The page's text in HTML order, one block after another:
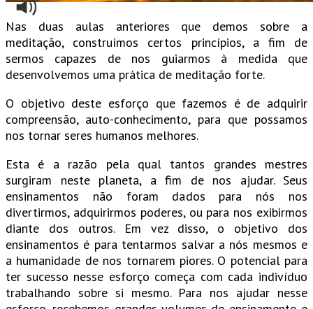
Nas duas aulas anteriores que demos sobre a
meditação, construímos certos princípios, a fim de
sermos capazes de nos guiarmos à medida que
desenvolvemos uma prática de meditação forte.
O objetivo deste esforço que fazemos é de adquirir
compreensão, auto-conhecimento, para que possamos
nos tornar seres humanos melhores.
Esta é a razão pela qual tantos grandes mestres
surgiram neste planeta, a fim de nos ajudar. Seus
ensinamentos não foram dados para nós nos
divertirmos, adquirirmos poderes, ou para nos exibirmos
diante dos outros. Em vez disso, o objetivo dos
ensinamentos é para tentarmos salvar a nós mesmos e
a humanidade de nos tornarem piores. O potencial para
ter sucesso nesse esforço começa com cada indivíduo
trabalhando sobre si mesmo. Para nos ajudar nesse